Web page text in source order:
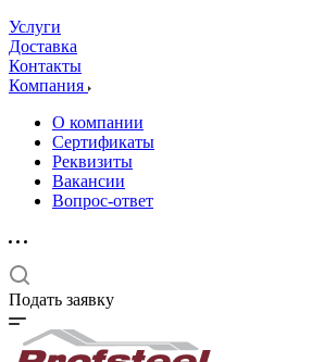
Услуги
Доставка
Контакты
Компания
О компании
Сертификаты
Реквизиты
Вакансии
Вопрос-ответ
Подать заявку